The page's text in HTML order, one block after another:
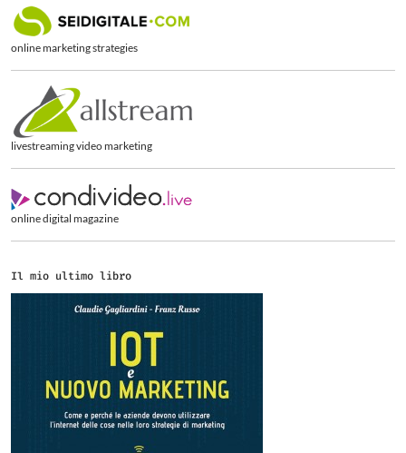
p
:
online marketing strategies
livestreaming video marketing
online digital magazine
Il mio ultimo libro